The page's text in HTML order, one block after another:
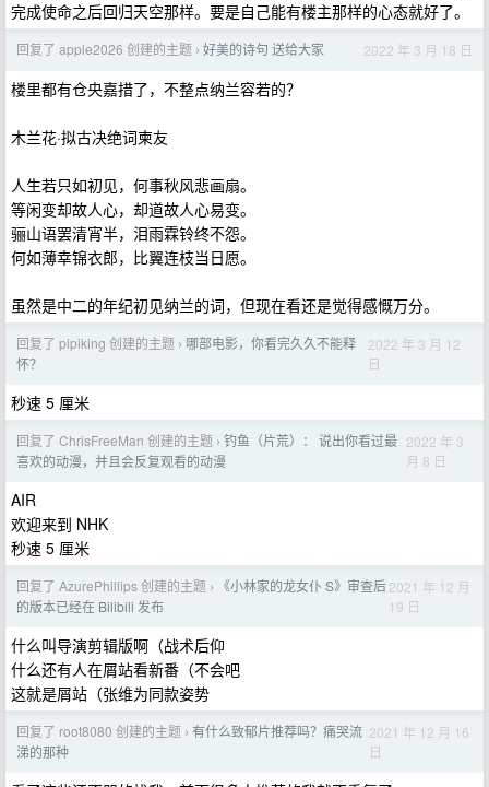
完成使命之后回归天空那样。要是自己能有楼主那样的心态就好了。
回复了 apple2026 创建的主题 › 好美的诗句 送给大家 2022 年 3 月 18 日
楼里都有仓央嘉措了，不整点纳兰容若的？
木兰花·拟古决绝词柬友
人生若只如初见，何事秋风悲画扇。
等闲变却故人心，却道故人心易变。
骊山语罢清宵半，泪雨霖铃终不怨。
何如薄幸锦衣郎，比翼连枝当日愿。
虽然是中二的年纪初见纳兰的词，但现在看还是觉得感慨万分。
回复了 pipiking 创建的主题 › 哪部电影，你看完久久不能释
怀？
2022 年 3 月 12
日
秒速 5 厘米
回复了 ChrisFreeMan 创建的主题 › 钓鱼（片荒）： 说出你看过最
喜欢的动漫，并且会反复观看的动漫
2022 年 3
月 8 日
AIR
欢迎来到 NHK
秒速 5 厘米
回复了 AzurePhillips 创建的主题 ›
《小林家的龙女仆 S》审查后
的版本已经在 Bilibili 发布
2021 年 12 月
19 日
什么叫导演剪辑版啊（战术后仰
什么还有人在屑站看新番（不会吧
这就是屑站（张维为同款姿势
回复了 root8080 创建的主题 › 有什么致郁片推荐吗？痛哭流
涕的那种
2021 年 12 月 16
日